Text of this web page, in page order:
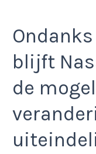
blijft
de